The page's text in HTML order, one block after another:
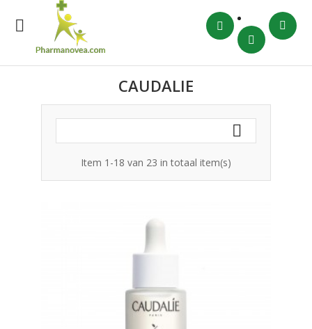

CAUDALIE

Item 1-18 van 23 in totaal item(s)